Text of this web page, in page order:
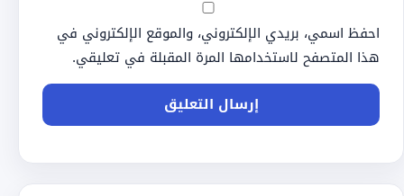
احفظ اسمي، بريدي الإلكتروني، والموقع الإلكتروني في
هذا المتصفح لاستخدامها المرة المقبلة في تعليقي.